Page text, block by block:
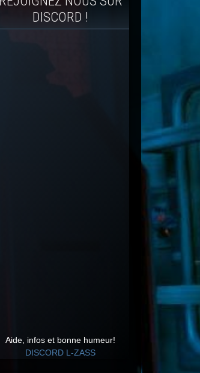
DISCORD !
Aide, infos et bonne humeur!
DISCORD L-ZASS